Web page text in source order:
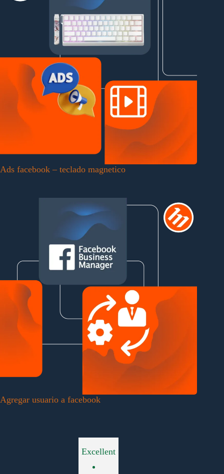
Ads facebook – teclado magnetico
Agregar usuario a facebook
Excellent